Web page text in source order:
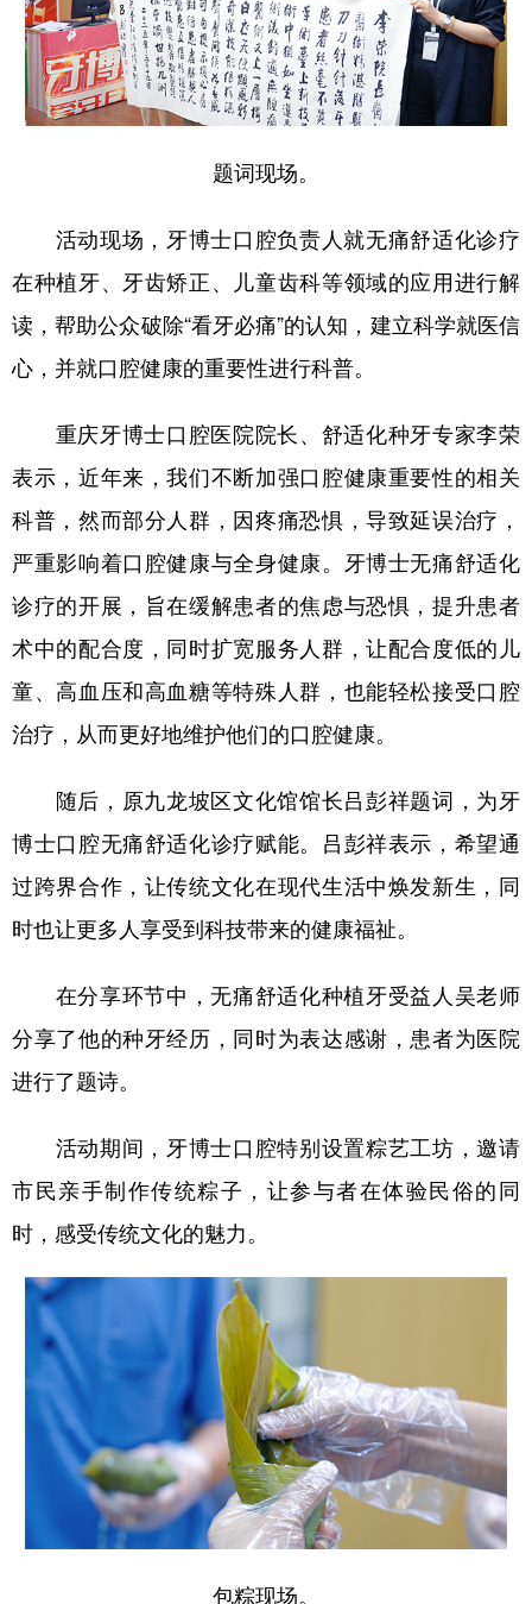
题词现场。
活动现场，牙博士口腔负责人就无痛舒适化诊疗
在种植牙、牙齿矫正、儿童齿科等领域的应用进行解
读，帮助公众破除“看牙必痛”的认知，建立科学就医信
心，并就口腔健康的重要性进行科普。
重庆牙博士口腔医院院长、舒适化种牙专家李荣
表示，近年来，我们不断加强口腔健康重要性的相关
科普，然而部分人群，因疼痛恐惧，导致延误治疗，
严重影响着口腔健康与全身健康。牙博士无痛舒适化
诊疗的开展，旨在缓解患者的焦虑与恐惧，提升患者
术中的配合度，同时扩宽服务人群，让配合度低的儿
童、高血压和高血糖等特殊人群，也能轻松接受口腔
治疗，从而更好地维护他们的口腔健康。
随后，原九龙坡区文化馆馆长吕彭祥题词，为牙
博士口腔无痛舒适化诊疗赋能。吕彭祥表示，希望通
过跨界合作，让传统文化在现代生活中焕发新生，同
时也让更多人享受到科技带来的健康福祉。
在分享环节中，无痛舒适化种植牙受益人吴老师
分享了他的种牙经历，同时为表达感谢，患者为医院
进行了题诗。
活动期间，牙博士口腔特别设置粽艺工坊，邀请
市民亲手制作传统粽子，让参与者在体验民俗的同
时，感受传统文化的魅力。
包粽现场。